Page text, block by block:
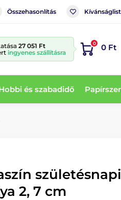
Összehasonlítás
27 051 Ft
ingyenes szállításra
0 0 Ft
és szabadidő
születésnapi
2, 7 cm